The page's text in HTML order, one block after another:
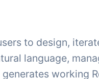
to design,
language,
working